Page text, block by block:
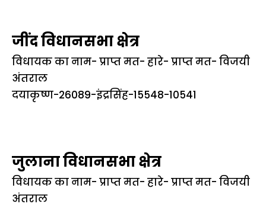
जींद विधानसभा क्षेत्र
विधायक का नाम- प्राप्त मत- हारे- प्राप्त मत- विजयी
अंतराल
दयाकृष्ण-26089-इंद्रसिंह-15548-10541
जुलाना विधानसभा क्षेत्र
विधायक का नाम- प्राप्त मत- हारे- प्राप्त मत- विजयी
अंतराल